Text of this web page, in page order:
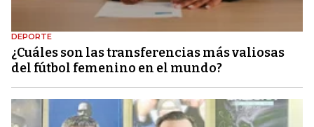
DEPORTE
¿Cuáles son las transferencias más valiosas
del fútbol femenino en el mundo?